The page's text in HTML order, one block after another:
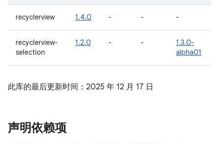
recyclerview 1.4.0 - - -
recyclerview-
selection
1.2.0 - -
1.3.0-
alpha01
此库的最后更新时间：2025 年 12 月 17 日
声明依赖项